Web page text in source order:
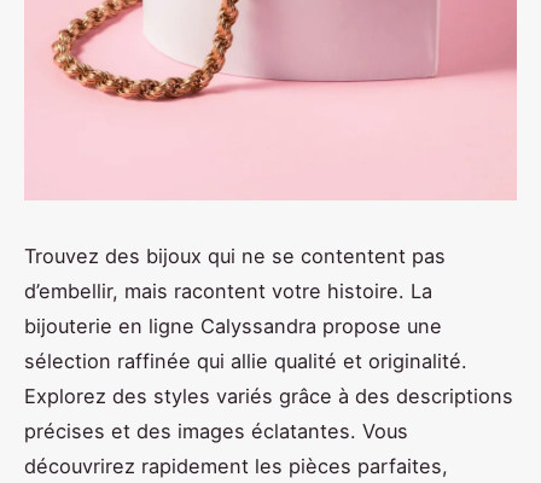
Trouvez des bijoux qui ne se contentent pas
d’embellir, mais racontent votre histoire. La
bijouterie en ligne Calyssandra propose une
sélection raffinée qui allie qualité et originalité.
Explorez des styles variés grâce à des descriptions
précises et des images éclatantes. Vous
découvrirez rapidement les pièces parfaites,